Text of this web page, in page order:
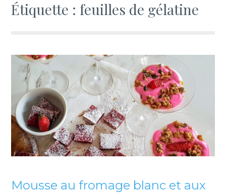
Étiquette :feuilles de gélatine
Mousse au fromage blanc et aux